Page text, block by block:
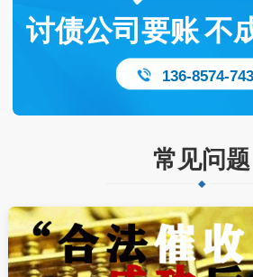
讨债公司要账不
136-8574-
常见问题